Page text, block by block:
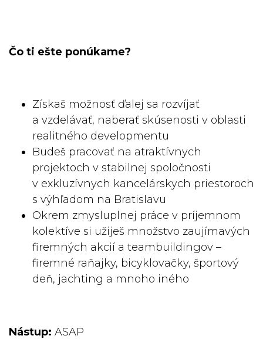
Čo ti ešte ponúkame?
Získaš možnosť ďalej sa rozvíjať
a vzdelávať, naberať skúsenosti v oblasti
realitného developmentu
Budeš pracovať na atraktívnych
projektoch v stabilnej spoločnosti
v exkluzívnych kancelárskych priestoroch
s výhľadom na Bratislavu
Okrem zmysluplnej práce v príjemnom
kolektíve si užiješ množstvo zaujímavých
firemných akcií a teambuildingov –
firemné raňajky, bicyklovačky, športový
deň, jachting a mnoho iného
Nástup: ASAP